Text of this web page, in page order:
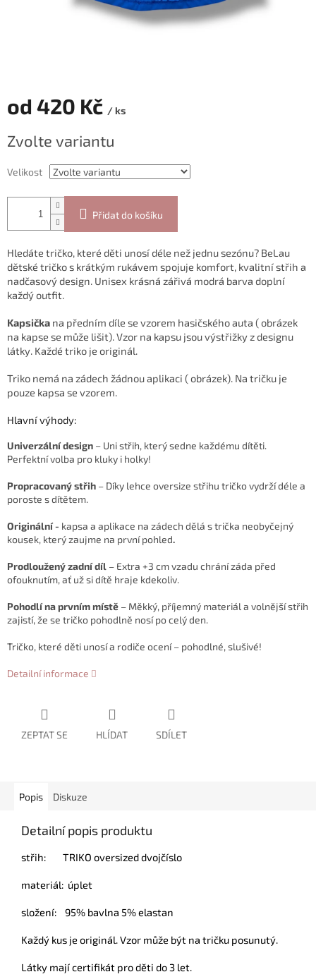
od 420 Kč / ks
cena:
Zvolte variantu
Velikost
Přidat do košíku
Hledáte tričko, které děti unosí déle než jednu sezónu? BeLau
dětské tričko s krátkým rukávem spojuje komfort, kvalitní střih a
nadčasový design. Unisex krásná zářivá modrá barva doplní
každý outfit.
Kapsička na předním díle se vzorem hasičského auta ( obrázek
na kapse se může lišit). Vzor na kapsu jsou výstřižky z designu
látky. Každé triko je originál.
Triko nemá na zádech žádnou aplikaci ( obrázek). Na tričku je
pouze kapsa se vzorem.
Hlavní výhody:
Univerzální design – Uni střih, který sedne každému dítěti.
Perfektní volba pro kluky i holky!
Propracovaný střih – Díky lehce oversize střihu tričko vydrží déle a
poroste s dítětem.
Originální - kapsa a aplikace na zádech dělá s trička neobyčejný
kousek, který zaujme na první pohled.
Prodloužený zadní díl – Extra +3 cm vzadu chrání záda před
ofouknutím, ať už si dítě hraje kdekoliv.
Pohodlí na prvním místě – Měkký, příjemný materiál a volnější střih
zajistí, že se tričko pohodlně nosí po celý den.
Tričko, které děti unosí a rodiče ocení – pohodlné, slušivé!
Detailní informace
ZEPTAT SE HLÍDAT SDÍLET
Popis Diskuze
Detailní popis produktu
střih: TRIKO oversized dvojčíslo
materiál: úplet
složení: 95% bavlna 5% elastan
Každý kus je originál. Vzor může být na tričku posunutý.
Látky mají certifikát pro děti do 3 let.